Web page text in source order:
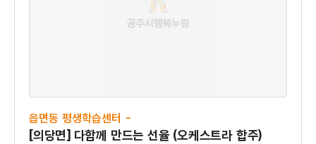
읍면동 평생학습센터 -
[의당면] 다함께 만드는 선율 (오케스트라 합주)